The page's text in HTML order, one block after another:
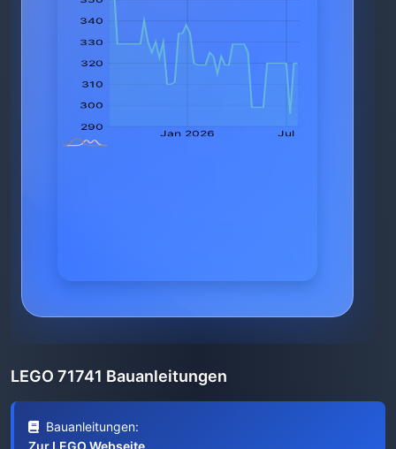
LEGO 71741 Bauanleitungen
Bauanleitungen:
Zur LEGO Webseite